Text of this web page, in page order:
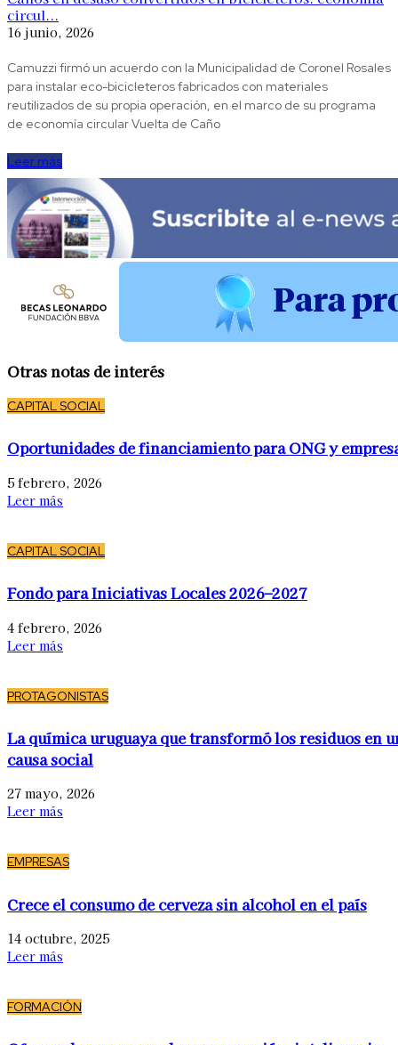
circul...
16 junio, 2026
Camuzzi firmó un acuerdo con la Municipalidad de Coronel Rosales
para instalar eco-bicicleteros fabricados con materiales
reutilizados de su propia operación, en el marco de su programa
de economía circular Vuelta de Caño
Leer más
Otras notas de interés
CAPITAL SOCIAL
Oportunidades de financiamiento para ONG y
5 febrero, 2026
Leer más
CAPITAL SOCIAL
Fondo para Iniciativas Locales 2026–2027
4 febrero, 2026
Leer más
PROTAGONISTAS
La química uruguaya que transformó los residuos en
causa social
27 mayo, 2026
Leer más
EMPRESAS
Crece el consumo de cerveza sin alcohol en el país
14 octubre, 2025
Leer más
FORMACIÓN